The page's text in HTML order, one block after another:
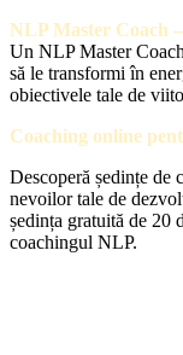
NLP Master Coach
Un NLP Master
să le transformi în
obiectivele tale de
Coaching online
Descoperă ședințe de
nevoilor tale de
ședința gratuită de 20
coachingul NLP.